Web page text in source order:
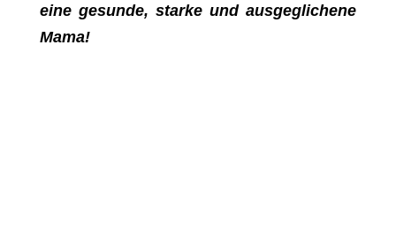
eine gesunde, starke und ausgeglichene
Mama!